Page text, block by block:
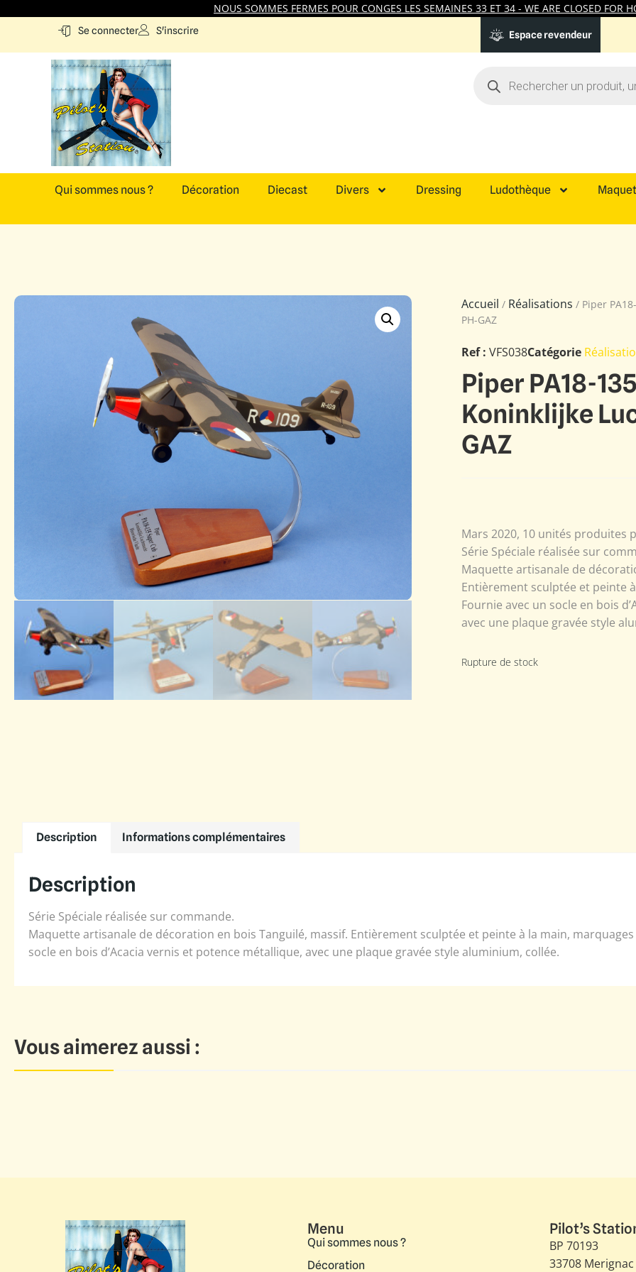
NOUS SOMMES FERMES POUR CONGES LES SEMAINES 33 ET 34 - WE ARE CLOSED FOR
Se connecter S'inscrire Espace revendeur
Qui sommes nous ? Décoration Diecast Divers Dressing Ludothèque
Accueil / Réalisations / Piper
PH-GAZ
Ref : VFS038Catégorie
Piper PA18-
Koninklijke
GAZ
Mars 2020, 10 unités produites
Série Spéciale réalisée sur
Maquette artisanale de
Entièrement sculptée et peinte
Fournie avec un socle en bois
avec une plaque gravée style
Rupture de stock
Description Informations complémentaires
Description
Série Spéciale réalisée sur commande.
Maquette artisanale de décoration en bois Tanguilé, massif. Entièrement sculptée et peinte à la main,
socle en bois d’Acacia vernis et potence métallique, avec une plaque gravée style aluminium, collée.
Vous aimerez aussi :
Menu
Qui sommes nous ?
Décoration
Pilot’s
BP 70193
33708